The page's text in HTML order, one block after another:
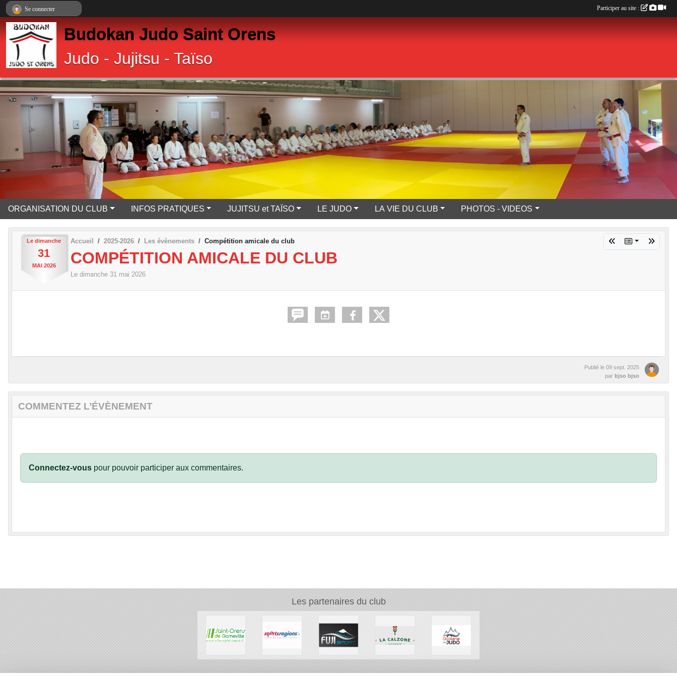
Budokan Judo Saint Orens
Judo - Jujitsu - Taïso
ORGANISATION DU CLUB INFOS PRATIQUES JUJITSU et TAÏSO LE JUDO LA VIE DU CLUB PHOTOS - VIDEOS
Le dimanche
31
MAI 2026
Accueil 2025-2026 Les évènements Compétition amicale du club
COMPÉTITION AMICALE DU CLUB
Le dimanche 31 mai 2026
Publié le 09 sept. 2025
par bjso bjso
COMMENTEZ L’ÉVÈNEMENT
Connectez-vous pour pouvoir participer aux commentaires.
Les partenaires du club
Se connecter Participer au site :
Panneau de gestion des cookies